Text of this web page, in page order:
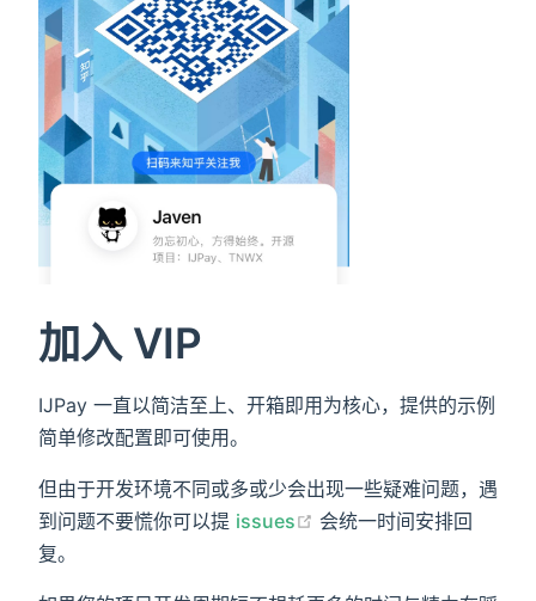
加入 VIP
IJPay 一直以简洁至上、开箱即用为核心，提供的示例
简单修改配置即可使用。
但由于开发环境不同或多或少会出现一些疑难问题，遇
到问题不要慌你可以提 issues
会统一时间安排回
复。